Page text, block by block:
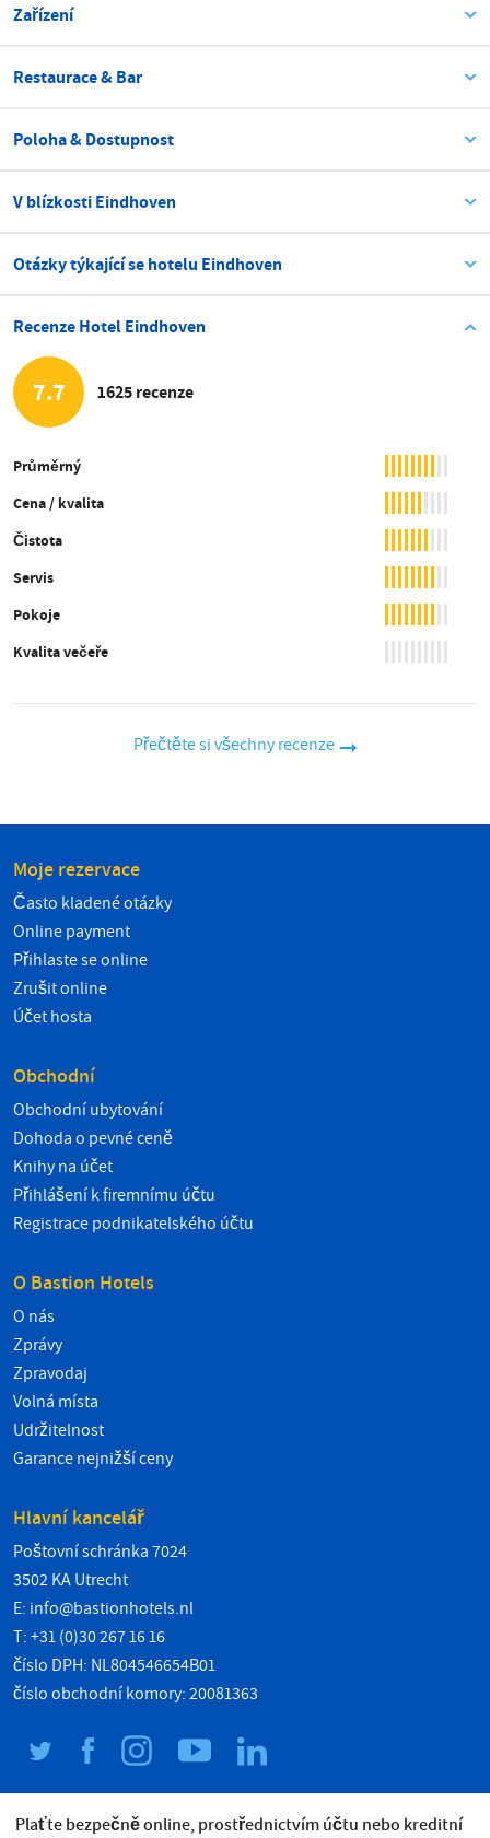
Zařízení
Restaurace & Bar
Poloha & Dostupnost
V blízkosti Eindhoven
Otázky týkající se hotelu Eindhoven
Recenze Hotel Eindhoven
7.7 1625 recenze
Průměrný
Cena / kvalita
Čistota
Servis
Pokoje
Kvalita večeře
Přečtěte si všechny recenze
Moje rezervace
Často kladené otázky
Online payment
Přihlaste se online
Zrušit online
Účet hosta
Obchodní
Obchodní ubytování
Dohoda o pevné ceně
Knihy na účet
Přihlášení k firemnímu účtu
Registrace podnikatelského účtu
O Bastion Hotels
O nás
Zprávy
Zpravodaj
Volná místa
Udržitelnost
Garance nejnižší ceny
Hlavní kancelář
Poštovní schránka 7024
3502 KA Utrecht
E: info@bastionhotels.nl
T: +31 (0)30 267 16 16
číslo DPH: NL804546654B01
číslo obchodní komory: 20081363
Plaťte bezpečně online, prostřednictvím účtu nebo kreditní